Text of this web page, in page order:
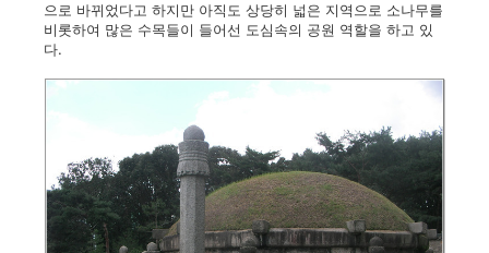
으로 바뀌었다고 하지만 아직도 상당히 넓은 지역으로 소나무를
비롯하여 많은 수목들이 들어선 도심속의 공원 역할을 하고 있
다.